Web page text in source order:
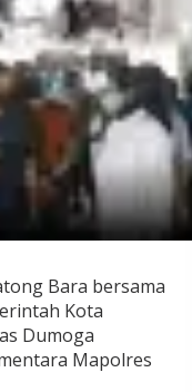
Bara bersama
Kota
Dumoga
Mapolres